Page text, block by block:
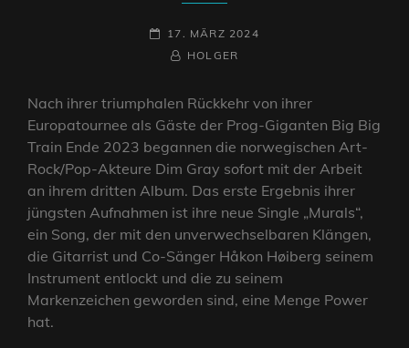
POSTED-
17. MÄRZ 2024
BY
BYLINEHOLGER
Nach ihrer triumphalen Rückkehr von ihrer
Europatournee als Gäste der Prog-Giganten Big Big
Train Ende 2023 begannen die norwegischen Art-
Rock/Pop-Akteure Dim Gray sofort mit der Arbeit
an ihrem dritten Album. Das erste Ergebnis ihrer
jüngsten Aufnahmen ist ihre neue Single „Murals“,
ein Song, der mit den unverwechselbaren Klängen,
die Gitarrist und Co-Sänger Håkon Høiberg seinem
Instrument entlockt und die zu seinem
Markenzeichen geworden sind, eine Menge Power
hat.